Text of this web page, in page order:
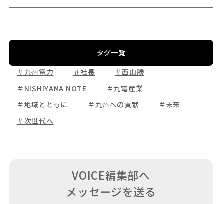
タグ一覧
＃九州電力
＃社長
＃西山勝
＃NISHIYAMA NOTE
＃九電産業
＃地域とともに
＃九州への貢献
＃未来
＃次世代へ
VOICE編集部へ
メッセージを送る